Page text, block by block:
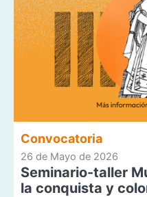
Convocatoria
26 de Mayo de 2026
Seminario-taller
la conquista y